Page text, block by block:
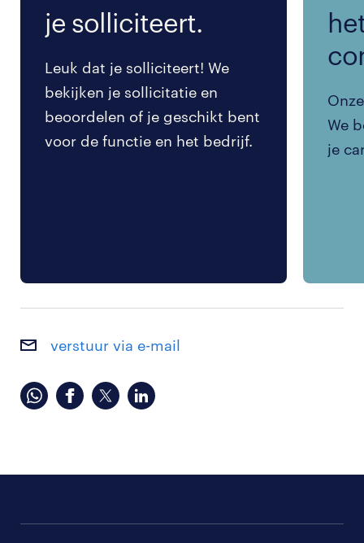
je solliciteert.
Leuk dat je solliciteert! We
bekijken je sollicitatie en
beoordelen of je geschikt bent
voor de functie en het bedrijf.
We
je
verstuur via e-mail